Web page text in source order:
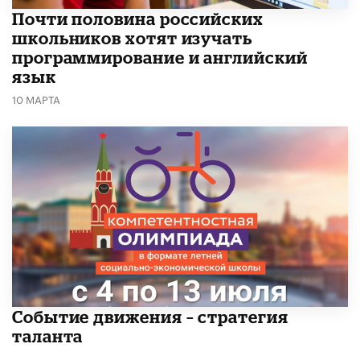
Почти половина российских
школьников хотят изучать
программирование и английский
язык
10 МАРТА
Событие движения – стратегия
таланта